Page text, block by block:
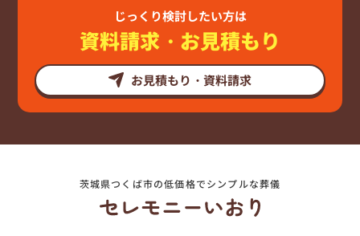
じっくり検討したい方は
資料請求・お見積もり
お見積もり・資料請求
茨城県つくば市の低価格でシンプルな葬儀